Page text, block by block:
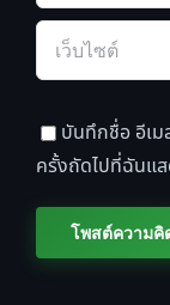
บันทึกชื่อ อีเม
ครั้งถัดไปที่ฉันแ